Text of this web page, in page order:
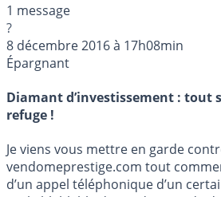
1 message
?
8 décembre 2016 à 17h08min
Épargnant
Diamant d’investissement : tout
refuge !
Je viens vous mettre en garde
vendomeprestige.com tout
d’un appel téléphonique d’un